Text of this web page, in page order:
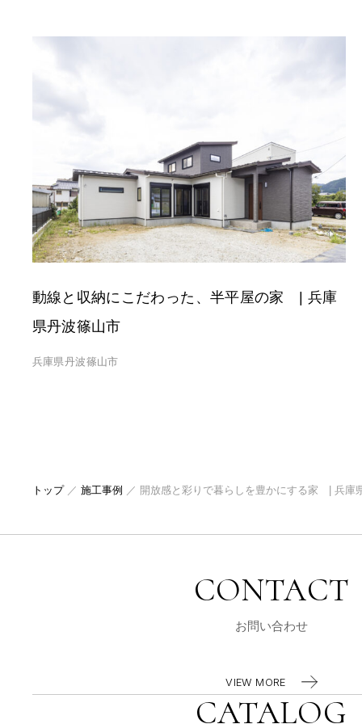
動線と収納にこだわった、半平屋の家 | 兵庫
県丹波篠山市
兵庫県丹波篠山市
トップ／ 施工事例 ／ 開放感と彩りで暮らしを豊かにする家 | 兵庫
CONTACT
お問い合わせ
VIEW MORE
CATALOG